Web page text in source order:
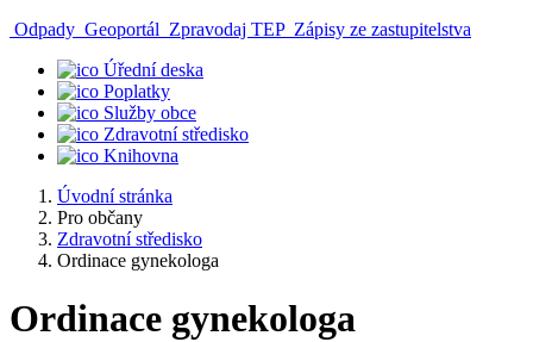
Odpady Geoportál Zpravodaj TEP Zápisy ze zastupitelstva
Úřední deska
Poplatky
Služby obce
Zdravotní středisko
Knihovna
Úvodní stránka
Pro občany
Zdravotní středisko
Ordinace gynekologa
Ordinace gynekologa